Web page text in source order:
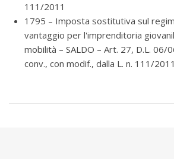
111/2011
1795 – Imposta sostitutiva sul
vantaggio per l'imprenditoria
mobilità – SALDO – Art. 27, D.L. 06/
conv., con modif., dalla L. n. 111/2011